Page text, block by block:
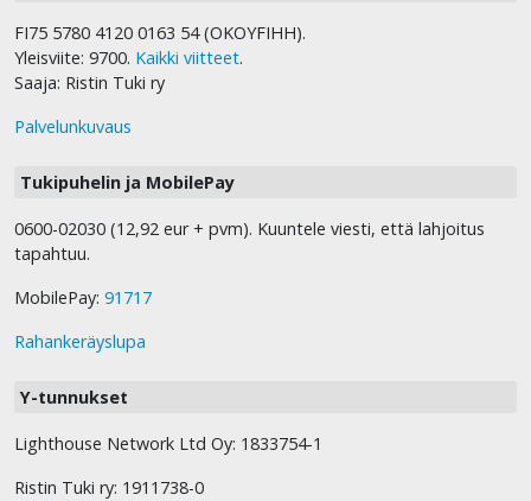
FI75 5780 4120 0163 54 (OKOYFIHH).
Yleisviite: 9700. Kaikki viitteet.
Saaja: Ristin Tuki ry
Palvelunkuvaus
Tukipuhelin ja MobilePay
0600-02030 (12,92 eur + pvm). Kuuntele viesti, että lahjoitus
tapahtuu.
MobilePay: 91717
Rahankeräyslupa
Y-tunnukset
Lighthouse Network Ltd Oy: 1833754-1
Ristin Tuki ry: 1911738-0